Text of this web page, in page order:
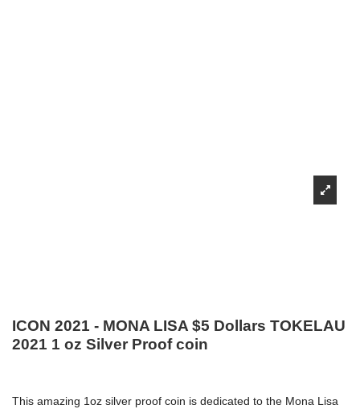
ICON 2021 - MONA LISA $5 Dollars TOKELAU
2021 1 oz Silver Proof coin
This amazing 1oz silver proof coin is dedicated to the Mona Lisa